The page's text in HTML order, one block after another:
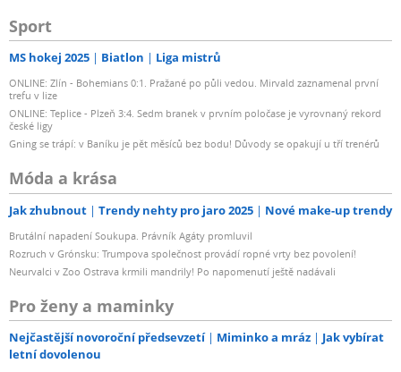
Sport
MS hokej 2025 Biatlon Liga mistrů
ONLINE: Zlín - Bohemians 0:1. Pražané po půli vedou. Mirvald zaznamenal první
trefu v lize
ONLINE: Teplice - Plzeň 3:4. Sedm branek v prvním poločase je vyrovnaný rekord
české ligy
Gning se trápí: v Baníku je pět měsíců bez bodu! Důvody se opakují u tří trenérů
Móda a krása
Jak zhubnout Trendy nehty pro jaro 2025 Nové make-up trendy
Brutální napadení Soukupa. Právník Agáty promluvil
Rozruch v Grónsku: Trumpova společnost provádí ropné vrty bez povolení!
Neurvalci v Zoo Ostrava krmili mandrily! Po napomenutí ještě nadávali
Pro ženy a maminky
Nejčastější novoroční předsevzetí Miminko a mráz
Jak vybírat
letní dovolenou